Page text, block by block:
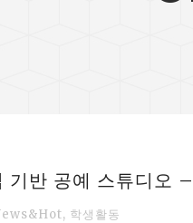
기반 공예 스튜디오
, 학생활동